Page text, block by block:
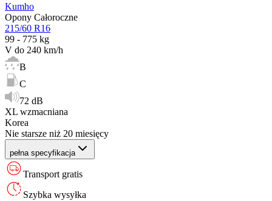
Kumho
Opony Całoroczne
215/60 R16
99 - 775 kg
V do 240 km/h
B
C
72 dB
XL wzmacniana
Korea
Nie starsze niż 20 miesięcy
pełna specyfikacja
Transport gratis
Szybka wysyłka